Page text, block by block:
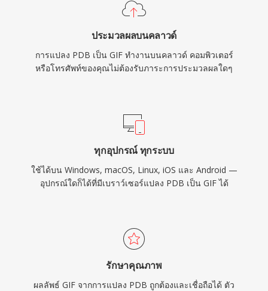
ประมวลผลบนคลาวด์
การแปลง PDB เป็น GIF ทำงานบนคลาวด์ คอมพิวเตอร์
หรือโทรศัพท์ของคุณไม่ต้องรับภาระการประมวลผลใดๆ
ทุกอุปกรณ์ ทุกระบบ
ใช้ได้บน Windows, macOS, Linux, iOS และ Android —
อุปกรณ์ใดก็ได้ที่มีเบราว์เซอร์แปลง PDB เป็น GIF ได้
รักษาคุณภาพ
ผลลัพธ์ GIF จากการแปลง PDB ถูกต้องและเชื่อถือได้ ตัว